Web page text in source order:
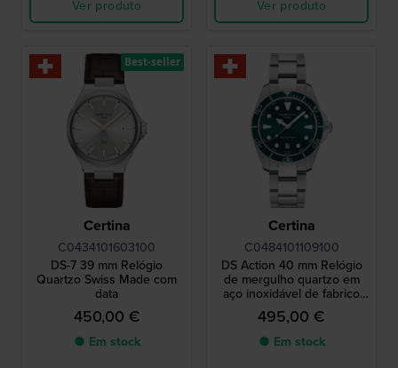
Ver produto
Ver produto
Certina
C0434101603100
DS-7 39 mm Relógio
Quartzo Swiss Made com
data
450,00 €
● Em stock
Best-seller
Certina
C0484101109100
DS Action 40 mm Relógio
de mergulho quartzo em
aço inoxidável de fabrico
suíço com data
495,00 €
● Em stock